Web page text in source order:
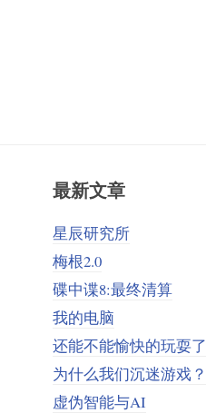
最新文章
星辰研究所
梅根2.0
碟中谍8:最终清算
我的电脑
还能不能愉快的玩耍了
为什么我们沉迷游戏？
虚伪智能与AI